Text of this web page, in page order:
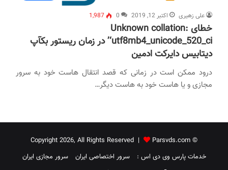
علی زهیری اکتبر 12, 2019 0
1,987
خطای Unknown collation:
‘utf8mb4_unicode_520_ci’ در زمان ریستور بکآپ
دیتابیس دایرکت ادمین
درود ممکن است در زمانی که قصد انتقال هاست خود به سرور
مجازی و یا هاست خود به هاست دیگر…
© Copyright 2026, All Rights Reserved |
Parsvds.com
خدمات پارس وی دی اس :
سرور اختصاصی ایران
سرور مجازی ایران